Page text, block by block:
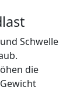
Schwelle
die